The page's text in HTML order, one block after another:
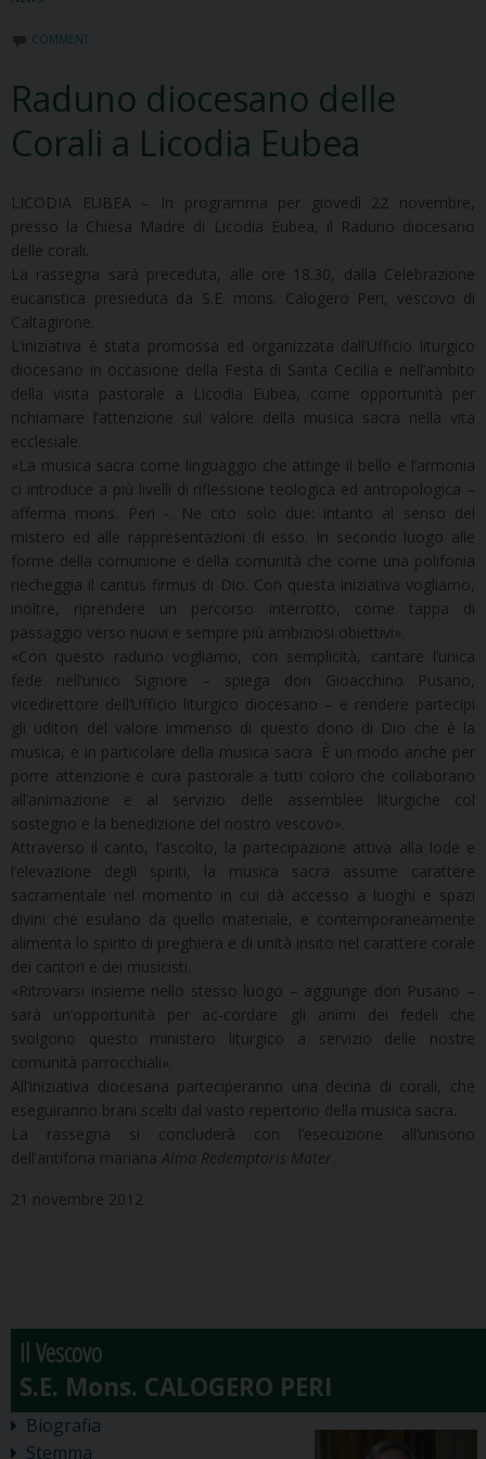
COMMENT
Raduno diocesano delle
Corali a Licodia Eubea
LICODIA EUBEA – In programma per giovedì 22 novembre,
presso la Chiesa Madre di Licodia Eubea, il Raduno diocesano
delle corali.
La rassegna sarà preceduta, alle ore 18.30, dalla Celebrazione
eucaristica presieduta da S.E. mons. Calogero Peri, vescovo di
Caltagirone.
L’iniziativa è stata promossa ed organizzata dall’Ufficio liturgico
diocesano in occasione della Festa di Santa Cecilia e nell’ambito
della visita pastorale a Licodia Eubea, come opportunità per
richiamare l’attenzione sul valore della musica sacra nella vita
ecclesiale.
«La musica sacra come linguaggio che attinge il bello e l’armonia
ci introduce a più livelli di riflessione teologica ed antropologica –
afferma mons. Peri -. Ne cito solo due: intanto al senso del
mistero ed alle rappresentazioni di esso. In secondo luogo alle
forme della comunione e della comunità che come una polifonia
riecheggia il cantus firmus di Dio. Con questa iniziativa vogliamo,
inoltre, riprendere un percorso interrotto, come tappa di
passaggio verso nuovi e sempre più ambiziosi obiettivi».
«Con questo raduno vogliamo, con semplicità, cantare l’unica
fede nell’unico Signore – spiega don Gioacchino Pusano,
vicedirettore dell’Ufficio liturgico diocesano – e rendere partecipi
gli uditori del valore immenso di questo dono di Dio che è la
musica, e in particolare della musica sacra. È un modo anche per
porre attenzione e cura pastorale a tutti coloro che collaborano
all’animazione e al servizio delle assemblee liturgiche col
sostegno e la benedizione del nostro vescovo».
Attraverso il canto, l’ascolto, la partecipazione attiva alla lode e
l’elevazione degli spiriti, la musica sacra assume carattere
sacramentale nel momento in cui dà accesso a luoghi e spazi
divini che esulano da quello materiale, e contemporaneamente
alimenta lo spirito di preghiera e di unità insito nel carattere corale
dei cantori e dei musicisti.
«Ritrovarsi insieme nello stesso luogo – aggiunge don Pusano –
sarà un’opportunità per ac-cordare gli animi dei fedeli che
svolgono questo ministero liturgico a servizio delle nostre
comunità parrocchiali».
All’iniziativa diocesana parteciperanno una decina di corali, che
eseguiranno brani scelti dal vasto repertorio della musica sacra.
La rassegna si concluderà con l’esecuzione all’unisono
dell’antifona mariana Alma Redemptoris Mater
21 novembre 2012
Il Vescovo
Biografia
Stemma